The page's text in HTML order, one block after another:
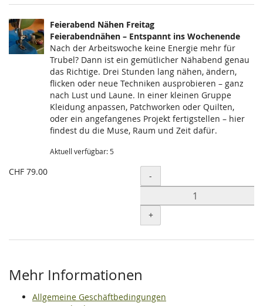
Produkte
Unkategorisierte
Produkte
Feierabend Nähen Freitag
Feierabendnähen – Entspannt ins Wochenende
Nach der Arbeitswoche keine Energie mehr für
Trubel? Dann ist ein gemütlicher Nähabend genau
das Richtige. Drei Stunden lang nähen, ändern,
flicken oder neue Techniken ausprobieren – ganz
nach Lust und Laune. In einer kleinen Gruppe
Kleidung anpassen, Patchworken oder Quilten,
oder ein angefangenes Projekt fertigstellen – hier
findest du die Muse, Raum und Zeit dafür.
Aktuell verfügbar: 5
CHF 79.00 Menge
-
+
Mehr Informationen
Allgemeine Geschäftbedingungen